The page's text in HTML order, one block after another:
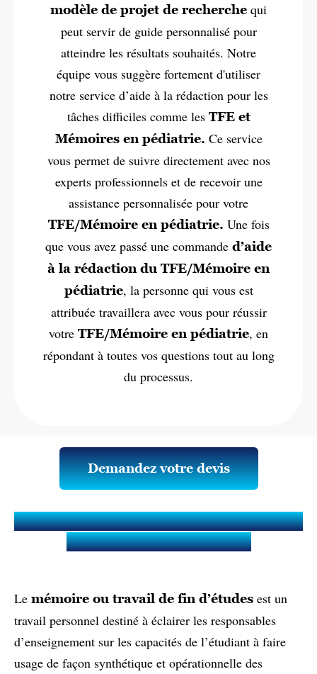
modèle de projet de recherche qui
peut servir de guide personnalisé pour
atteindre les résultats souhaités. Notre
équipe vous suggère fortement d'utiliser
notre service d’aide à la rédaction pour les
tâches difficiles comme les TFE et
Mémoires en pédiatrie. Ce service
vous permet de suivre directement avec nos
experts professionnels et de recevoir une
assistance personnalisée pour votre
TFE/Mémoire en pédiatrie. Une fois
que vous avez passé une commande d’aide
à la rédaction du TFE/Mémoire en
pédiatrie, la personne qui vous est
attribuée travaillera avec vous pour réussir
votre TFE/Mémoire en pédiatrie, en
répondant à toutes vos questions tout au long
du processus.
Demandez votre devis
Qu’est-ce qu’un Mémoire ou Travail
de fin d'études (TFE) ?
Le mémoire ou travail de fin d’études est un
travail personnel destiné à éclairer les responsables
d’enseignement sur les capacités de l’étudiant à faire
usage de façon synthétique et opérationnelle des